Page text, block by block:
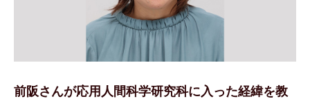
前阪さんが応用人間科学研究科に入った経緯を教